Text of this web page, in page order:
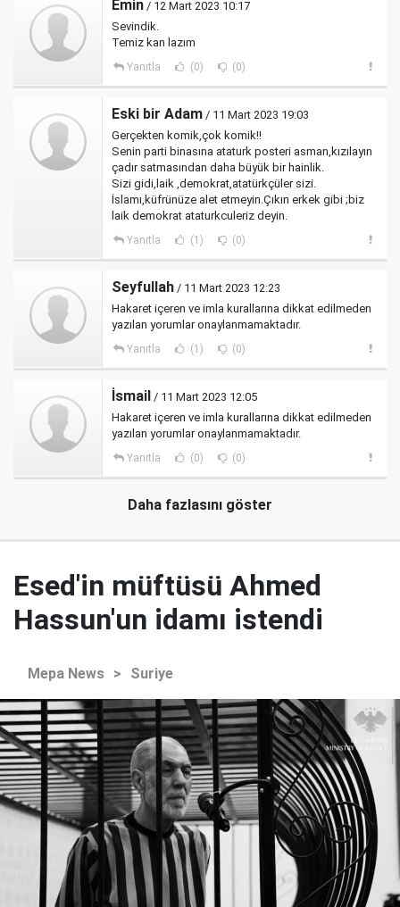
Emin / 12 Mart 2023 10:17
Sevindik.
Temiz kan lazım
Yanıtla (0) (0)
Eski bir Adam / 11 Mart 2023 19:03
Gerçekten komik,çok komik!!
Senin parti binasına ataturk posteri asman,kızılayın
çadır satmasından daha büyük bir hainlik.
Sizi gidi,laik ,demokrat,atatürkçüler sizi.
İslamı,küfrünüze alet etmeyin.Çıkın erkek gibi ;biz
laik demokrat ataturkculeriz deyin.
Yanıtla (1) (0)
Seyfullah / 11 Mart 2023 12:23
Hakaret içeren ve imla kurallarına dikkat edilmeden
yazılan yorumlar onaylanmamaktadır.
Yanıtla (1) (0)
İsmail / 11 Mart 2023 12:05
Hakaret içeren ve imla kurallarına dikkat edilmeden
yazılan yorumlar onaylanmamaktadır.
Yanıtla (0) (0)
Daha fazlasını göster
Esed'in müftüsü Ahmed
Hassun'un idamı istendi
Mepa News > Suriye